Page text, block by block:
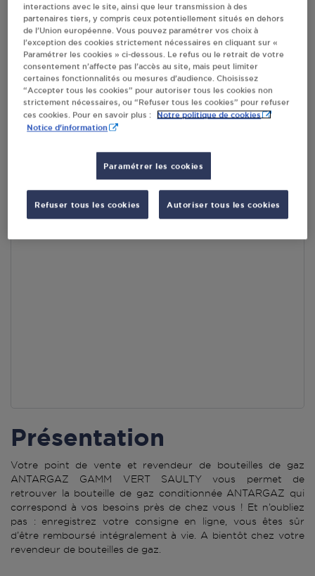
RECEVOIR LES COORDONNÉES DU REVENDEUR
En cliquant sur « S’y rendre », j’autorise le traitement
d’informations (dont mon adresse IP) et leur transfert hors UE
par Google Maps afin d’afficher la carte.
En savoir plus
Accès
Présentation
Votre point de vente et revendeur de bouteilles de gaz
ANTARGAZ GAMM VERT SAULTY vous permet de
retrouver la bouteille de gaz conditionnée ANTARGAZ qui
correspond à vos besoins près de chez vous ! Et n’oubliez
pas : enregistrez votre consigne en ligne, vous êtes sûr
d’être remboursé intégralement à vie. A bientôt chez votre
revendeur de bouteilles de gaz.
interactions avec le site, ainsi que leur transmission à des
partenaires tiers, y compris ceux potentiellement situés en dehors
de l’Union européenne. Vous pouvez paramétrer vos choix à
l’exception des cookies strictement nécessaires en cliquant sur «
Paramétrer les cookies » ci-dessous. Le refus ou le retrait de votre
consentement n’affecte pas l’accès au site, mais peut limiter
certaines fonctionnalités ou mesures d’audience. Choisissez
“Accepter tous les cookies” pour autoriser tous les cookies non
strictement nécessaires, ou “Refuser tous les cookies” pour refuser
ces cookies. Pour en savoir plus :
Notre politique de cookies
Notice d'information
Paramétrer les cookies
Refuser tous les cookies Autoriser tous les cookies